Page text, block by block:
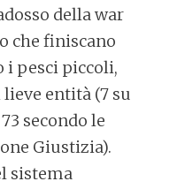
della war
che finiscano
pesci piccoli,
entità (7 su
secondo le
Giustizia).
sistema